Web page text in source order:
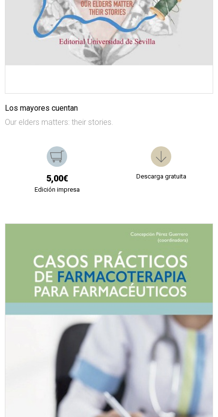
Los mayores cuentan
Our elders matters: their stories.
5,00€
Edición impresa
Descarga gratuita